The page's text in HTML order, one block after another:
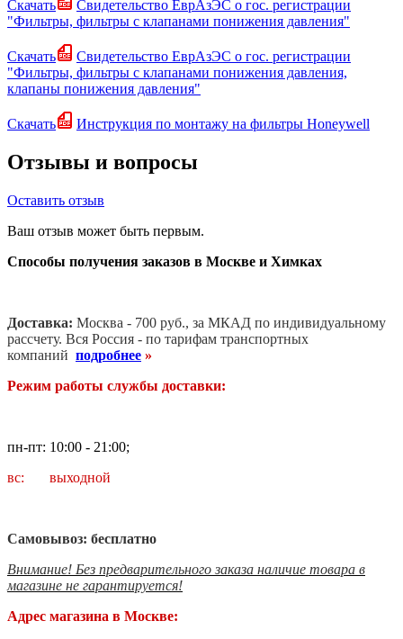
Скачать
Свидетельство ЕврАзЭС о гос. регистрации
"Фильтры, фильтры с клапанами понижения давления"
Скачать
Свидетельство ЕврАзЭС о гос. регистрации
"Фильтры, фильтры с клапанами понижения давления,
клапаны понижения давления"
Скачать Инструкция по монтажу на фильтры Honeywell
Отзывы и вопросы
Оставить отзыв
Ваш отзыв может быть первым.
Способы получения заказов в Москве и Химках
Доставка: Москва - 700 руб., за МКАД по индивидуальному
рассчету. Вся Россия - по тарифам транспортных
компаний подробнее »
Режим работы службы доставки:
пн-пт: 10:00 - 21:00;
вс: выходной
Самовывоз: бесплатно
Внимание! Без предварительного заказа наличие товара в
магазине не гарантируется!
Адрес магазина в Москве: